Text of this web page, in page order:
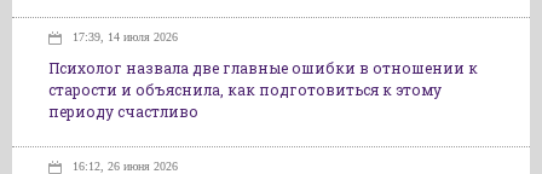
17:39, 14 июля 2026
Психолог назвала две главные ошибки в отношении к
старости и объяснила, как подготовиться к этому
периоду счастливо
16:12, 26 июня 2026